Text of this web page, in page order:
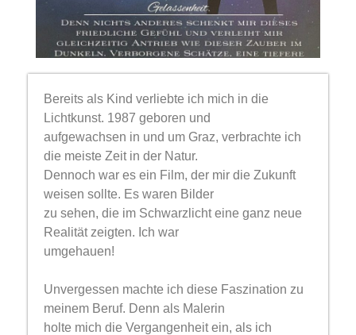
Bereits als Kind verliebte ich mich in die
Lichtkunst. 1987 geboren und
aufgewachsen in und um Graz, verbrachte ich
die meiste Zeit in der Natur.
Dennoch war es ein Film, der mir die Zukunft
weisen sollte. Es waren Bilder
zu sehen, die im Schwarzlicht eine ganz neue
Realität zeigten. Ich war
umgehauen!
Unvergessen machte ich diese Faszination zu
meinem Beruf. Denn als Malerin
holte mich die Vergangenheit ein, als ich